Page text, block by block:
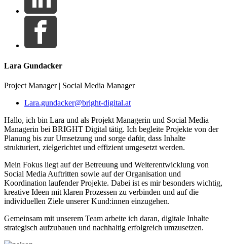
Lara Gundacker
Project Manager | Social Media Manager
Lara.gundacker@bright-digital.at
Hallo, ich bin Lara und als Projekt Managerin und Social Media
Managerin bei BRIGHT Digital tätig. Ich begleite Projekte von der
Planung bis zur Umsetzung und sorge dafür, dass Inhalte
strukturiert, zielgerichtet und effizient umgesetzt werden.
Mein Fokus liegt auf der Betreuung und Weiterentwicklung von
Social Media Auftritten sowie auf der Organisation und
Koordination laufender Projekte. Dabei ist es mir besonders wichtig,
kreative Ideen mit klaren Prozessen zu verbinden und auf die
individuellen Ziele unserer Kund:innen einzugehen.
Gemeinsam mit unserem Team arbeite ich daran, digitale Inhalte
strategisch aufzubauen und nachhaltig erfolgreich umzusetzen.